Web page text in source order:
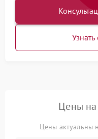
Цены на
Цены актуальны